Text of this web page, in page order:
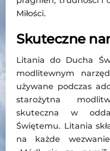
Miłości.
Skuteczne
Litania do Ducha
modlitewnym
używane podczas
starożytna
skuteczna w
Świętemu. Litania
na każde